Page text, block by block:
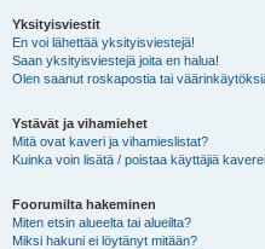
Yksityisviestit
En voi lähettää yksityisviestejä!
Saan yksityisviestejä joita en halua!
Olen saanut roskapostia tai
Ystävät ja vihamiehet
Mitä ovat kaveri ja vihamieslistat?
Kuinka voin lisätä / poistaa käyttäjiä
Foorumilta hakeminen
Miten etsin alueelta tai alueilta?
Miksi hakuni ei löytänyt mitään?